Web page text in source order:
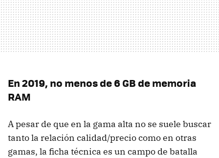
En 2019, no menos de 6 GB de memoria
RAM
A pesar de que en la gama alta no se suele buscar
tanto la relación calidad/precio como en otras
gamas, la ficha técnica es un campo de batalla